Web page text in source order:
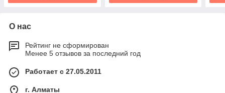
О нас
Рейтинг не сформирован
Менее 5 отзывов за последний год
Работает с 27.05.2011
г. Алматы